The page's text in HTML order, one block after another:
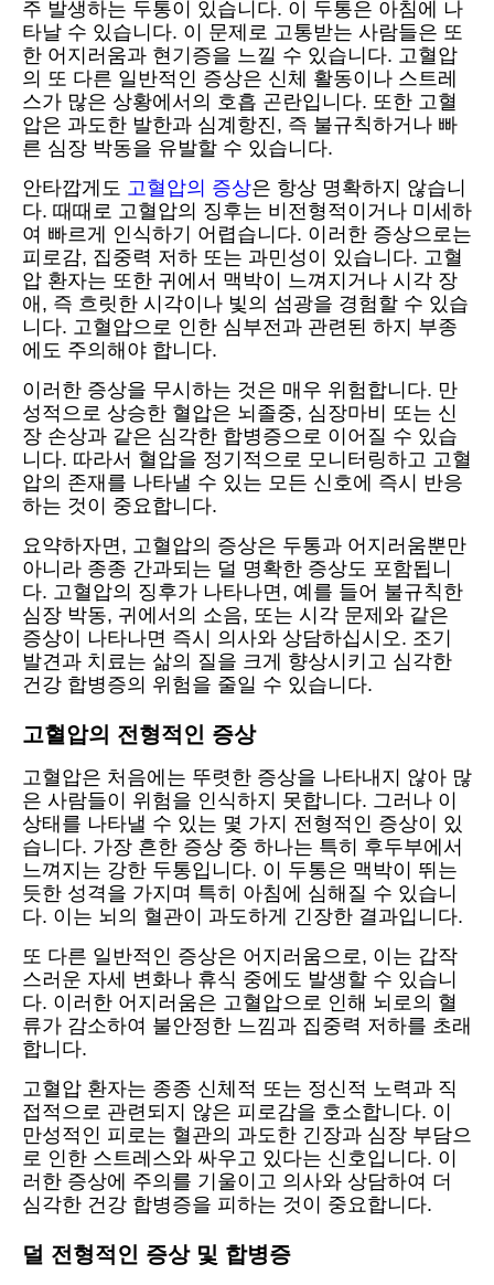
주 발생하는 두통이 있습니다. 이 두통은 아침에 나
타날 수 있습니다. 이 문제로 고통받는 사람들은 또
한 어지러움과 현기증을 느낄 수 있습니다. 고혈압
의 또 다른 일반적인 증상은 신체 활동이나 스트레
스가 많은 상황에서의 호흡 곤란입니다. 또한 고혈
압은 과도한 발한과 심계항진, 즉 불규칙하거나 빠
른 심장 박동을 유발할 수 있습니다.
안타깝게도 고혈압의 증상은 항상 명확하지 않습니
다. 때때로 고혈압의 징후는 비전형적이거나 미세하
여 빠르게 인식하기 어렵습니다. 이러한 증상으로는
피로감, 집중력 저하 또는 과민성이 있습니다. 고혈
압 환자는 또한 귀에서 맥박이 느껴지거나 시각 장
애, 즉 흐릿한 시각이나 빛의 섬광을 경험할 수 있습
니다. 고혈압으로 인한 심부전과 관련된 하지 부종
에도 주의해야 합니다.
이러한 증상을 무시하는 것은 매우 위험합니다. 만
성적으로 상승한 혈압은 뇌졸중, 심장마비 또는 신
장 손상과 같은 심각한 합병증으로 이어질 수 있습
니다. 따라서 혈압을 정기적으로 모니터링하고 고혈
압의 존재를 나타낼 수 있는 모든 신호에 즉시 반응
하는 것이 중요합니다.
요약하자면, 고혈압의 증상은 두통과 어지러움뿐만
아니라 종종 간과되는 덜 명확한 증상도 포함됩니
다. 고혈압의 징후가 나타나면, 예를 들어 불규칙한
심장 박동, 귀에서의 소음, 또는 시각 문제와 같은
증상이 나타나면 즉시 의사와 상담하십시오. 조기
발견과 치료는 삶의 질을 크게 향상시키고 심각한
건강 합병증의 위험을 줄일 수 있습니다.
고혈압의 전형적인 증상
고혈압은 처음에는 뚜렷한 증상을 나타내지 않아 많
은 사람들이 위험을 인식하지 못합니다. 그러나 이
상태를 나타낼 수 있는 몇 가지 전형적인 증상이 있
습니다. 가장 흔한 증상 중 하나는 특히 후두부에서
느껴지는 강한 두통입니다. 이 두통은 맥박이 뛰는
듯한 성격을 가지며 특히 아침에 심해질 수 있습니
다. 이는 뇌의 혈관이 과도하게 긴장한 결과입니다.
또 다른 일반적인 증상은 어지러움으로, 이는 갑작
스러운 자세 변화나 휴식 중에도 발생할 수 있습니
다. 이러한 어지러움은 고혈압으로 인해 뇌로의 혈
류가 감소하여 불안정한 느낌과 집중력 저하를 초래
합니다.
고혈압 환자는 종종 신체적 또는 정신적 노력과 직
접적으로 관련되지 않은 피로감을 호소합니다. 이
만성적인 피로는 혈관의 과도한 긴장과 심장 부담으
로 인한 스트레스와 싸우고 있다는 신호입니다. 이
러한 증상에 주의를 기울이고 의사와 상담하여 더
심각한 건강 합병증을 피하는 것이 중요합니다.
덜 전형적인 증상 및 합병증